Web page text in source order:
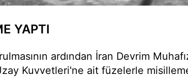
YAPTI
ardından İran Devrim
Kuvvetleri'ne ait füzelerle misilleme